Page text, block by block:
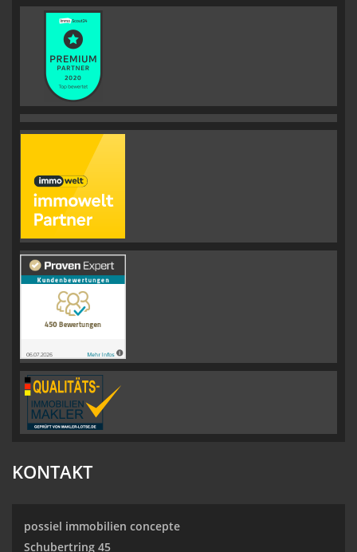
KONTAKT
possiel immobilien concepte
Schubertring 45